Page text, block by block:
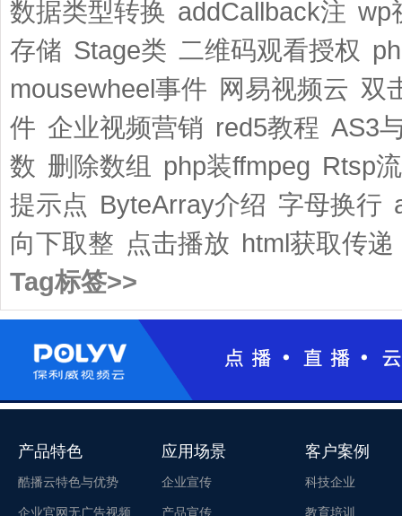
数据类型转换 addCallback注 wp
存储 Stage类 二维码观看授权
mousewheel事件 网易视频云 双
件 企业视频营销 red5教程 AS3
数 删除数组 php装ffmpeg Rtsp
提示点 ByteArray介绍 字母换行
向下取整 点击播放 html获取传递
Tag标签>>
产品特色
酷播云特色与优势
企业官网无广告视频
应用场景
企业宣传
产品宣传
客户案例
科技企业
教育培训